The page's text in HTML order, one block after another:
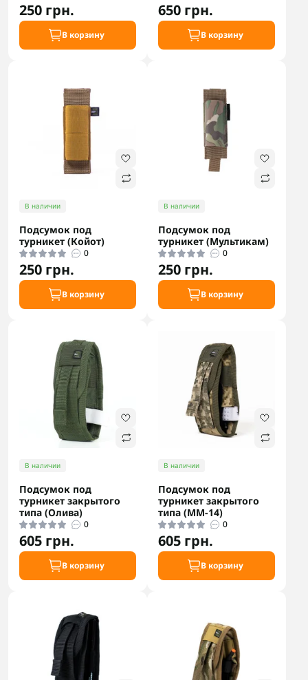
250 грн.
В корзину
650 грн.
В корзину
В наличии
Подсумок под
турникет (Койот)
0
250 грн.
В корзину
В наличии
Подсумок под
турникет (Мультикам)
0
250 грн.
В корзину
В наличии
Подсумок под
турникет закрытого
типа (Олива)
0
605 грн.
В корзину
В наличии
Подсумок под
турникет закрытого
типа (ММ-14)
0
605 грн.
В корзину